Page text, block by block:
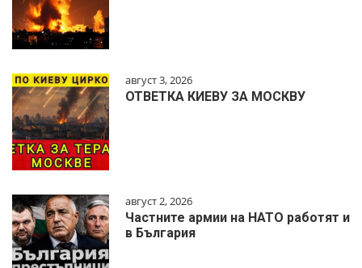
август 3, 2026
ОТВЕТКА КИЕВУ ЗА МОСКВУ
август 2, 2026
Частните армии на НАТО работят и
в България